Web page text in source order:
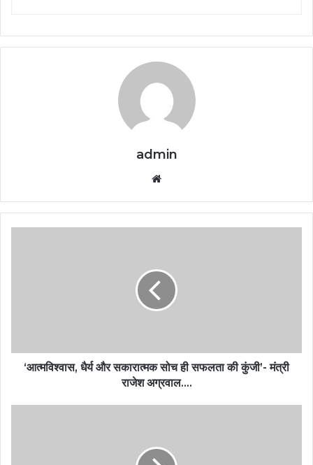
admin
‘आत्मविश्वास, धैर्य और सकारात्मक सोच ही सफलता की कुंजी’- मंत्री
राजेश अग्रवाल….